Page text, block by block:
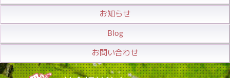
お知らせ
Blog
お問い合わせ